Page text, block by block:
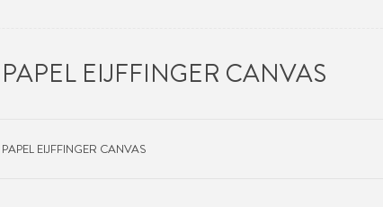
PAPEL EIJFFINGER CANVAS
PAPEL EIJFFINGER CANVAS